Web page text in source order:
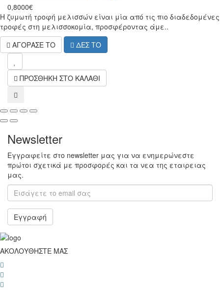
0,8000€
Η ζυμωτή τροφή μελισσών είναι μία από τις πιο διαδεδομένες
τροφές στη μελισσοκομία, προσφέροντας άμε..
ΑΓΟΡΑΣΕ ΤΟ
ΔΕΣ ΤΟ
ΠΡΟΣΘΗΚΗ ΣΤΟ ΚΑΛΑΘΙ
compare
Newsletter
Εγγραφείτε στο newsletter μας για να ενημερώνεστε
πρώτοι σχετικά με προσφορές και τα νεα της εταιρειας
μας.
Εγγραφή
ΑΚΟΛΟΥΘΗΣΤΕ ΜΑΣ
wish
wish
wish